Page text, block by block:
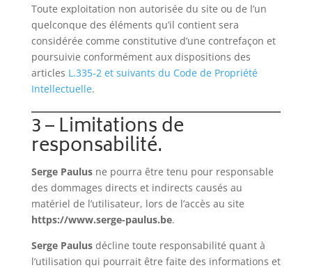
Toute exploitation non autorisée du site ou de l’un
quelconque des éléments qu’il contient sera
considérée comme constitutive d’une contrefaçon et
poursuivie conformément aux dispositions des
articles L.335-2 et suivants du Code de Propriété
Intellectuelle.
3 – Limitations de
responsabilité.
Serge Paulusne pourra être tenu pour responsable
des dommages directs et indirects causés au
matériel de l’utilisateur, lors de l’accès au site
https://www.serge-paulus.be.
Serge Paulusdécline toute responsabilité quant à
l’utilisation qui pourrait être faite des informations et